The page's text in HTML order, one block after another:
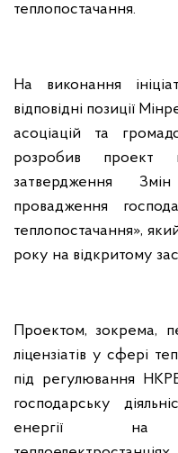
теплопостачання.
На виконання
відповідні позиції
асоціацій та
розробив проект
затвердження
провадження
теплопостачання»,
року на відкритому
Проектом, зокрема,
ліцензіатів у сфері
під регулювання
господарську
енергії на